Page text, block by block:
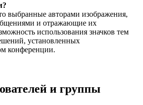
выбранные авторами изображения,
и отражающие их
использования значков тем
установленных
конференции.
и группы